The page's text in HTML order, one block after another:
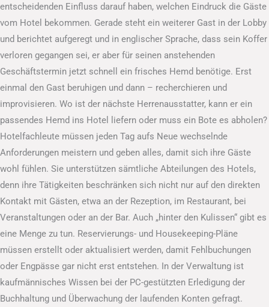
entscheidenden Einfluss darauf haben, welchen Eindruck die Gäste
vom Hotel bekommen. Gerade steht ein weiterer Gast in der Lobby
und berichtet aufgeregt und in englischer Sprache, dass sein Koffer
verloren gegangen sei, er aber für seinen anstehenden
Geschäftstermin jetzt schnell ein frisches Hemd benötige. Erst
einmal den Gast beruhigen und dann – recherchieren und
improvisieren. Wo ist der nächste Herrenausstatter, kann er ein
passendes Hemd ins Hotel liefern oder muss ein Bote es abholen?
Hotelfachleute müssen jeden Tag aufs Neue wechselnde
Anforderungen meistern und geben alles, damit sich ihre Gäste
wohl fühlen. Sie unterstützen sämtliche Abteilungen des Hotels,
denn ihre Tätigkeiten beschränken sich nicht nur auf den direkten
Kontakt mit Gästen, etwa an der Rezeption, im Restaurant, bei
Veranstaltungen oder an der Bar. Auch „hinter den Kulissen“ gibt es
eine Menge zu tun. Reservierungs- und Housekeeping-Pläne
müssen erstellt oder aktualisiert werden, damit Fehlbuchungen
oder Engpässe gar nicht erst entstehen. In der Verwaltung ist
kaufmännisches Wissen bei der PC-gestützten Erledigung der
Buchhaltung und Überwachung der laufenden Konten gefragt.